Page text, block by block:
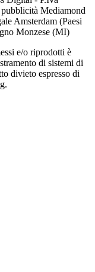
Mediamond
Amsterdam (Paesi
Monzese (MI)
e/o riprodotti è
di sistemi di
divieto espresso di